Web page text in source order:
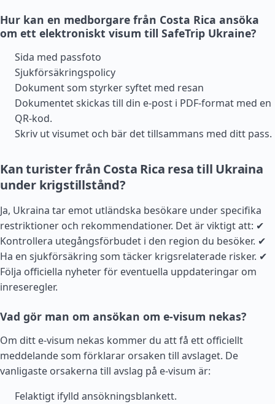
Hur kan en medborgare från Costa Rica ansöka
om ett elektroniskt visum till SafeTrip Ukraine?
Sida med passfoto
Sjukförsäkringspolicy
Dokument som styrker syftet med resan
Dokumentet skickas till din e-post i PDF-format med en
QR-kod.
Skriv ut visumet och bär det tillsammans med ditt pass.
Kan turister från Costa Rica resa till Ukraina
under krigstillstånd?
Ja, Ukraina tar emot utländska besökare under specifika
restriktioner och rekommendationer. Det är viktigt att: ✔
Kontrollera utegångsförbudet i den region du besöker. ✔
Ha en sjukförsäkring som täcker krigsrelaterade risker. ✔
Följa officiella nyheter för eventuella uppdateringar om
inreseregler.
Vad gör man om ansökan om e-visum nekas?
Om ditt e-visum nekas kommer du att få ett officiellt
meddelande som förklarar orsaken till avslaget. De
vanligaste orsakerna till avslag på e-visum är:
Felaktigt ifylld ansökningsblankett.